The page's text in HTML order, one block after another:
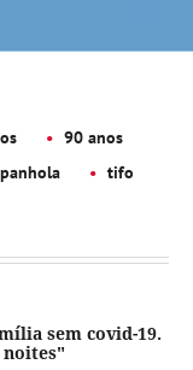
90 anos
tifo
sem covid-19.
noites"